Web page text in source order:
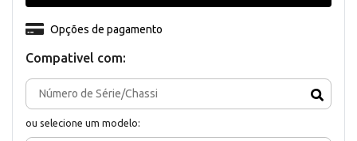
Compativel com:
ou selecione um modelo:
Opções de pagamento